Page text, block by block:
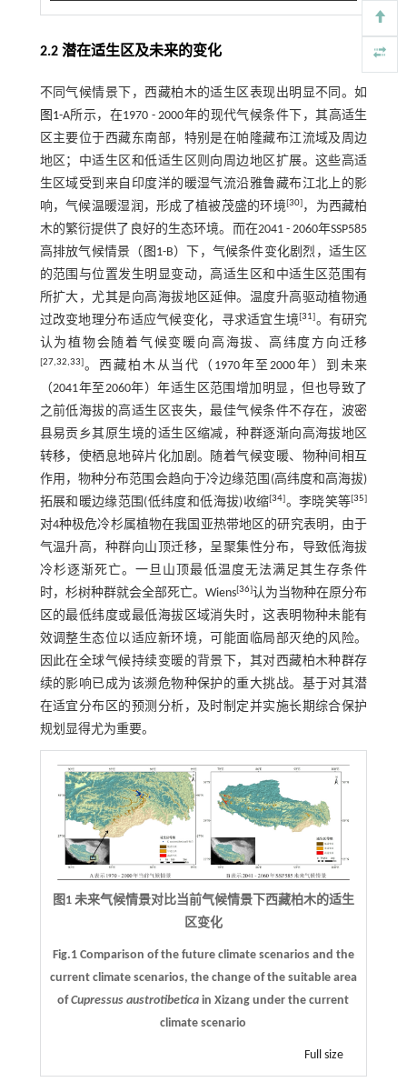
2.2 潜在适生区及未来的变化
不同气候情景下，西藏柏木的适生区表现出明显不同。如
图1-A所示，在1970 - 2000年的现代气候条件下，其高适生
区主要位于西藏东南部，特别是在帕隆藏布江流域及周边
地区；中适生区和低适生区则向周边地区扩展。这些高适
生区域受到来自印度洋的暖湿气流沿雅鲁藏布江北上的影
响，气候温暖湿润，形成了植被茂盛的环境[30]，为西藏柏
木的繁衍提供了良好的生态环境。而在2041 - 2060年SSP585
高排放气候情景（ 图1-B）下，气候条件变化剧烈，适生区
的范围与位置发生明显变动，高适生区和中适生区范围有
所扩大，尤其是向高海拔地区延伸。温度升高驱动植物通
过改变地理分布适应气候变化，寻求适宜生境[31]。有研究
认为植物会随着气候变暖向高海拔、高纬度方向迁移
[27,32,33]。西藏柏木从当代（1970年至2000年）到未来
（2041年至2060年）年适生区范围增加明显，但也导致了
之前低海拔的高适生区丧失，最佳气候条件不存在，波密
县易贡乡其原生境的适生区缩减，种群逐渐向高海拔地区
转移，使栖息地碎片化加剧。随着气候变暖、物种间相互
作用，物种分布范围会趋向于冷边缘范围(高纬度和高海拔)
拓展和暖边缘范围(低纬度和低海拔)收缩[34]。李晓笑等[35]
对4种极危冷杉属植物在我国亚热带地区的研究表明，由于
气温升高，种群向山顶迁移，呈聚集性分布，导致低海拔
冷杉逐渐死亡。一旦山顶最低温度无法满足其生存条件
时，杉树种群就会全部死亡。Wiens[36]认为当物种在原分布
区的最低纬度或最低海拔区域消失时，这表明物种未能有
效调整生态位以适应新环境，可能面临局部灭绝的风险。
因此在全球气候持续变暖的背景下，其对西藏柏木种群存
续的影响已成为该濒危物种保护的重大挑战。基于对其潜
在适宜分布区的预测分析，及时制定并实施长期综合保护
规划显得尤为重要。
图1 未来气候情景对比当前气候情景下西藏柏木的适生
区变化
Fig.1 Comparison of the future climate scenarios and the
current climate scenarios, the change of the suitable area
ofCupressus austrotibetica in Xizang under the current
climate scenario
Full size